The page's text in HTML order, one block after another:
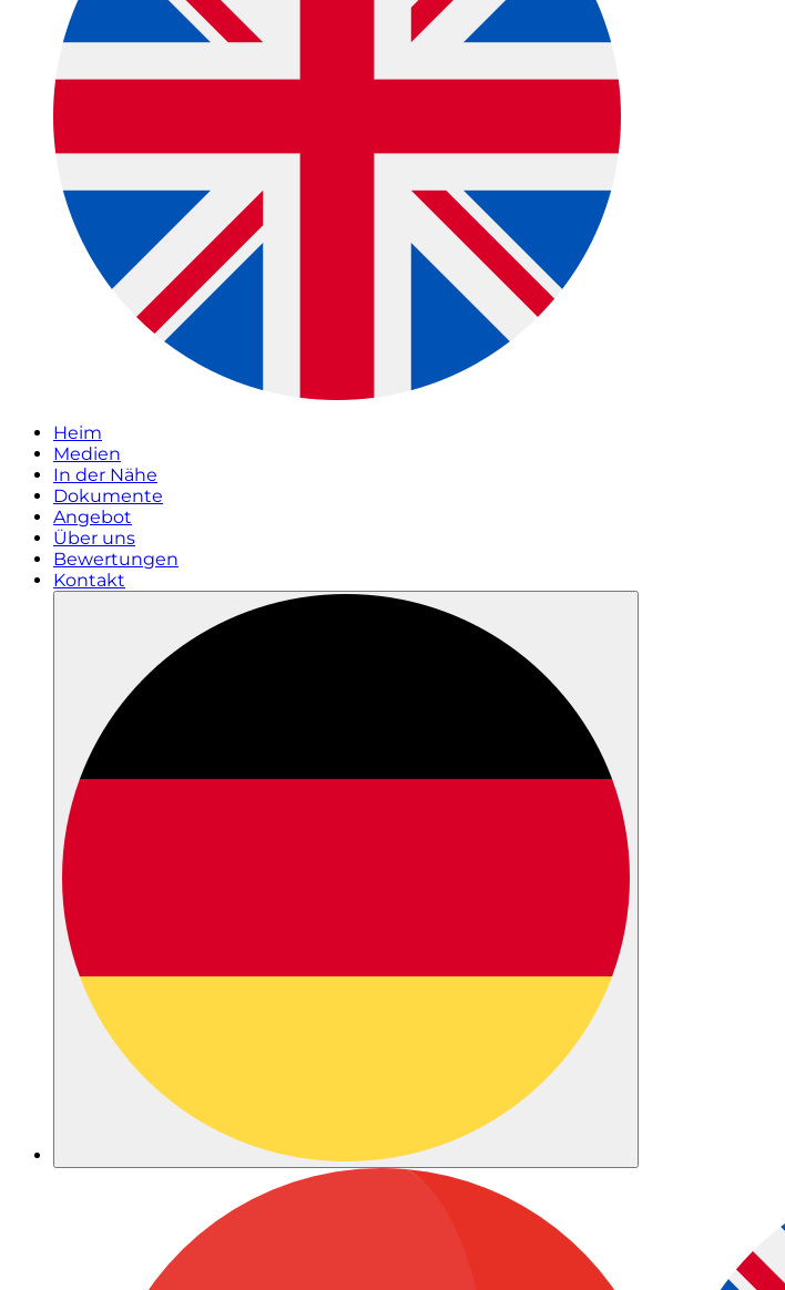
Heim
Medien
In der Nähe
Dokumente
Angebot
Über uns
Bewertungen
Kontakt